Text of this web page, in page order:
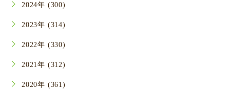
2024年 (300)
2023年 (314)
2022年 (330)
2021年 (312)
2020年 (361)